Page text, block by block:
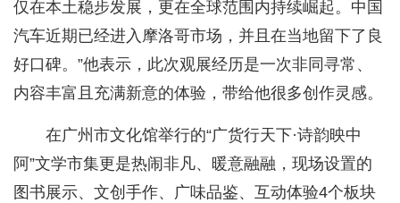
仅在本土稳步发展，更在全球范围内持续崛起。中国
汽车近期已经进入摩洛哥市场，并且在当地留下了良
好口碑。”他表示，此次观展经历是一次非同寻常、
内容丰富且充满新意的体验，带给他很多创作灵感。
在广州市文化馆举行的“广货行天下·诗韵映中
阿”文学市集更是热闹非凡、暖意融融，现场设置的
图书展示、文创手作、广味品鉴、互动体验4个板块